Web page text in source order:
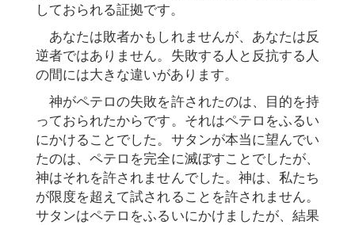
しておられる証拠です。
あなたは敗者かもしれませんが、あなたは反
逆者ではありません。失敗する人と反抗する人
の間には大きな違いがあります。
神がペテロの失敗を許されたのは、目的を持
っておられたからです。それはペテロをふるい
にかけることでした。サタンが本当に望んでい
たのは、ペテロを完全に滅ぼすことでしたが、
神はそれを許されませんでした。神は、私たち
が限度を超えて試されることを許されません。
サタンはペテロをふるいにかけましたが、結果